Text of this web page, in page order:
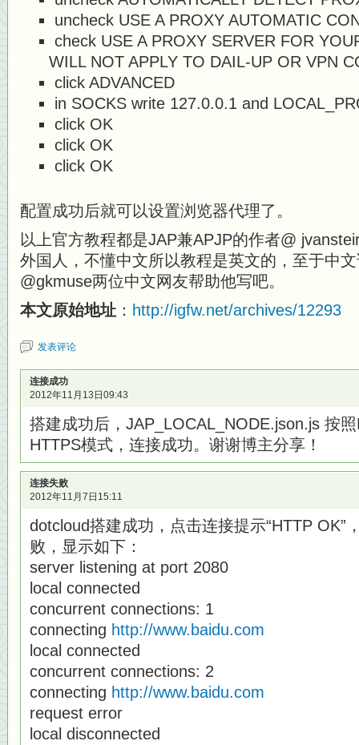
uncheck USE A PROXY AUTOMATIC
check USE A PROXY SERVER FOR
WILL NOT APPLY TO DAIL-UP OR VPN
click ADVANCED
in SOCKS write 127.0.0.1 and
click OK
click OK
click OK
配置成功后就可以设置浏览器代理了。
以上官方教程都是JAP兼APJP的作者@
外国人，不懂中文所以教程是英文的，至于中
@gkmuse两位中文网友帮助他写吧。
本文原始地址 ： http://igfw.net/archives/12293
发表评论
连接成功
2012年11月13日09:43
搭建成功后，JAP_LOCAL_NODE.json.js 按
HTTPS模式，连接成功。谢谢博主分享！
连接失败
2012年11月7日15:11
dotcloud搭建成功，点击连接提示“HTTP OK”
败，显示如下：
server listening at port 2080
local connected
concurrent connections: 1
connecting http://www.baidu.com
local connected
concurrent connections: 2
connecting http://www.baidu.com
request error
local disconnected